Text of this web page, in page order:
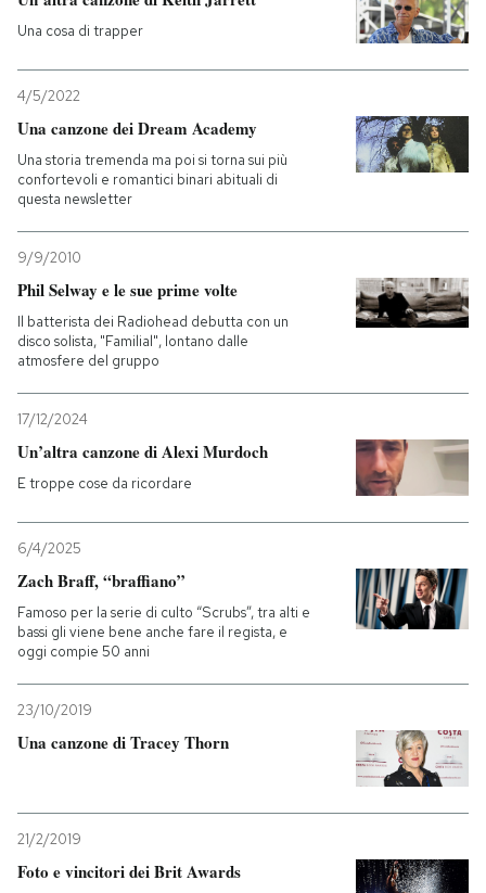
Una cosa di trapper
4/5/2022
Una canzone dei Dream Academy
Una storia tremenda ma poi si torna sui più
confortevoli e romantici binari abituali di
questa newsletter
9/9/2010
Phil Selway e le sue prime volte
Il batterista dei Radiohead debutta con un
disco solista, "Familial", lontano dalle
atmosfere del gruppo
17/12/2024
Un’altra canzone di Alexi Murdoch
E troppe cose da ricordare
6/4/2025
Zach Braff, “braffiano”
Famoso per la serie di culto “Scrubs”, tra alti e
bassi gli viene bene anche fare il regista, e
oggi compie 50 anni
23/10/2019
Una canzone di Tracey Thorn
21/2/2019
Foto e vincitori dei Brit Awards